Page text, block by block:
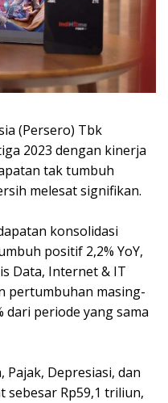
(Persero) Tbk
2023 dengan kinerja
tak tumbuh
melesat signifikan.
konsolidasi
positif 2,2% YoY,
Data, Internet & IT
pertumbuhan masing-
dari periode yang sama
Pajak, Depresiasi, dan
sebesar Rp59,1 triliun,